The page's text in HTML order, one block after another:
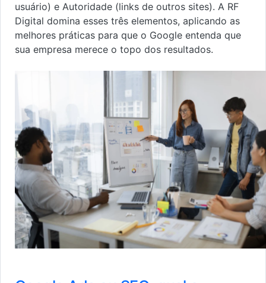
usuário) e Autoridade (links de outros sites). A RF
Digital domina esses três elementos, aplicando as
melhores práticas para que o Google entenda que
sua empresa merece o topo dos resultados.